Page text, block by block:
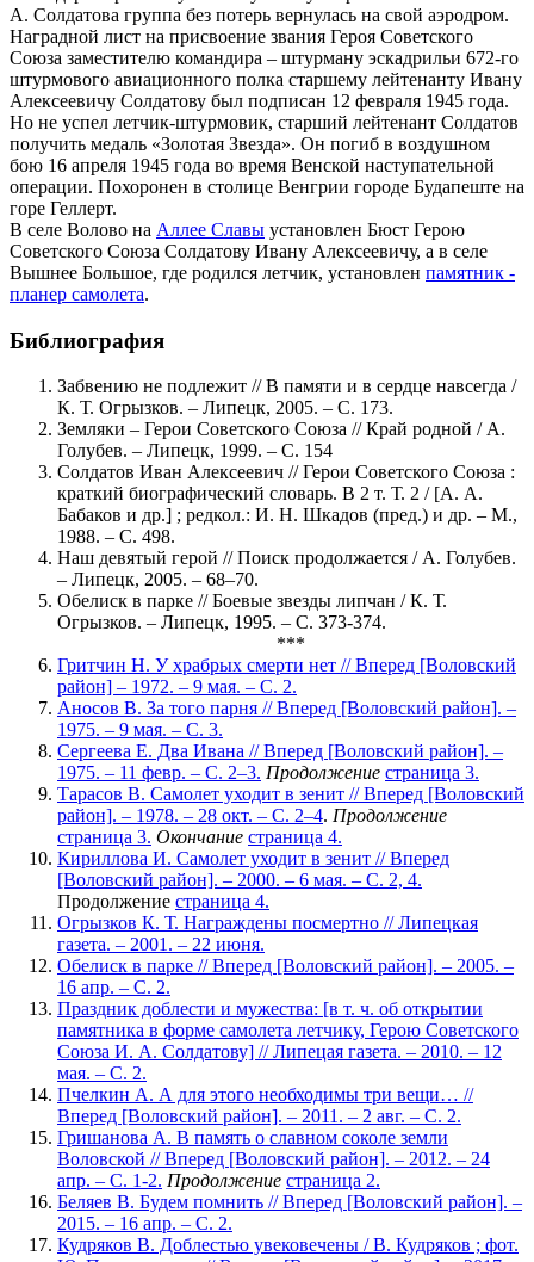
А. Солдатова группа без потерь вернулась на свой аэродром.
Наградной лист на присвоение звания Героя Советского
Союза заместителю командира – штурману эскадрильи 672-го
штурмового авиационного полка старшему лейтенанту Ивану
Алексеевичу Солдатову был подписан 12 февраля 1945 года.
Но не успел летчик-штурмовик, старший лейтенант Солдатов
получить медаль «Золотая Звезда». Он погиб в воздушном
бою 16 апреля 1945 года во время Венской наступательной
операции. Похоронен в столице Венгрии городе Будапеште на
горе Геллерт.
В селе Волово на Аллее Славы установлен Бюст Герою
Советского Союза Солдатову Ивану Алексеевичу, а в селе
Вышнее Большое, где родился летчик, установлен памятник -
планер самолета.
Библиография
Забвению не подлежит // В памяти и в сердце навсегда /
К. Т. Огрызков. – Липецк, 2005. – С. 173.
Земляки – Герои Советского Союза // Край родной / А.
Голубев. – Липецк, 1999. – С. 154
Солдатов Иван Алексеевич // Герои Советского Союза :
краткий биографический словарь. В 2 т. Т. 2 / [А. А.
Бабаков и др.] ; редкол.: И. Н. Шкадов (пред.) и др. – М.,
1988. – С. 498.
Наш девятый герой // Поиск продолжается / А. Голубев.
– Липецк, 2005. – 68–70.
Обелиск в парке // Боевые звезды липчан / К. Т.
Огрызков. – Липецк, 1995. – С. 373-374.
***
Гритчин Н. У храбрых смерти нет // Вперед [Воловский
район] – 1972. – 9 мая. – С. 2.
Аносов В. За того парня // Вперед [Воловский район]. –
1975. – 9 мая. – С. 3.
Сергеева Е. Два Ивана // Вперед [Воловский район]. –
1975. – 11 февр. – С. 2–3. Продолжение страница 3.
Тарасов В. Самолет уходит в зенит // Вперед [Воловский
район]. – 1978. – 28 окт. – С. 2–4. Продолжение
страница 3. Окончание страница 4.
Кириллова И. Самолет уходит в зенит // Вперед
[Воловский район]. – 2000. – 6 мая. – С. 2, 4.
Продолжение страница 4.
Огрызков К. Т. Награждены посмертно // Липецкая
газета. – 2001. – 22 июня.
Обелиск в парке // Вперед [Воловский район]. – 2005. –
16 апр. – С. 2.
Праздник доблести и мужества: [в т. ч. об открытии
памятника в форме самолета летчику, Герою Советского
Союза И. А. Солдатову] // Липецая газета. – 2010. – 12
мая. – С. 2.
Пчелкин А. А для этого необходимы три вещи… //
Вперед [Воловский район]. – 2011. – 2 авг. – С. 2.
Гришанова А. В память о славном соколе земли
Воловской // Вперед [Воловский район]. – 2012. – 24
апр. – С. 1-2. Продолжение страница 2.
Беляев В. Будем помнить // Вперед [Воловский район]. –
2015. – 16 апр. – С. 2.
Кудряков В. Доблестью увековечены / В. Кудряков ; фот.